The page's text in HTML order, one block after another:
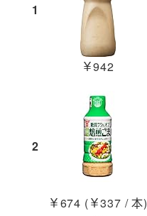
1
￥942
2
￥674 (￥337 / 本)